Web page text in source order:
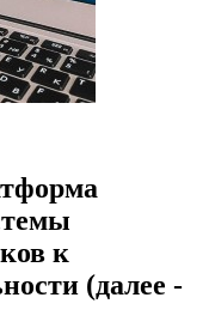
к
(далее -